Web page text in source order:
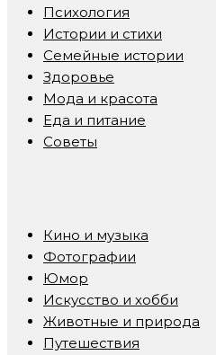
Психология
Истории и стихи
Семейные истории
Здоровье
Мода и красота
Еда и питание
Советы
Кино и музыка
Фотографии
Юмор
Искусство и хобби
Животные и природа
Путешествия